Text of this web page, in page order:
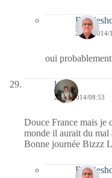
27/11/2014/
oui probablement
lucia
26/11/2014/08:53
Douce France mais je
monde il aurait du mal
Bonne journée Bizzz